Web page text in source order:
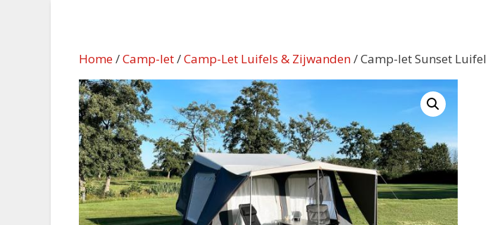
Home/Camp-let/Camp-Let Luifels & Zijwanden/ Camp-let Sunset Luifel